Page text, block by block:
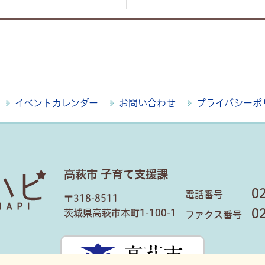
イベントカレンダー お問い合わせ プライバシーポ
はぎハピ高萩市 子育て支援課
〒318-8511
茨城県高萩市本町1-100-1
電話番号
ファクス番号